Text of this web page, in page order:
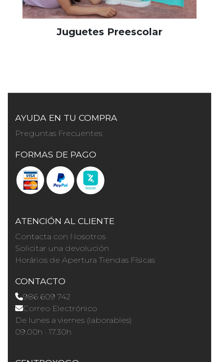
Juguetes Preescolar
AYUDA EN TU COMPRA
Preguntas Frecuentes
FORMAS DE PAGO
ATENCIÓN AL CLIENTE
Contacta con Nosotros
Solicitar una devolución
Horários de Apertura Tiendas Físicas
CONTACTO
986 609 742
Correo Electrónico
De lunes a viernes (laborables)
09.00h · 17.30h